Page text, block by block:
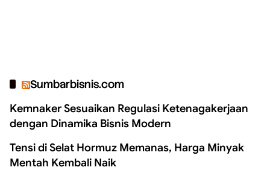
Sumbarbisnis.com
Kemnaker Sesuaikan Regulasi Ketenagakerjaan
dengan Dinamika Bisnis Modern
Tensi di Selat Hormuz Memanas, Harga Minyak
Mentah Kembali Naik